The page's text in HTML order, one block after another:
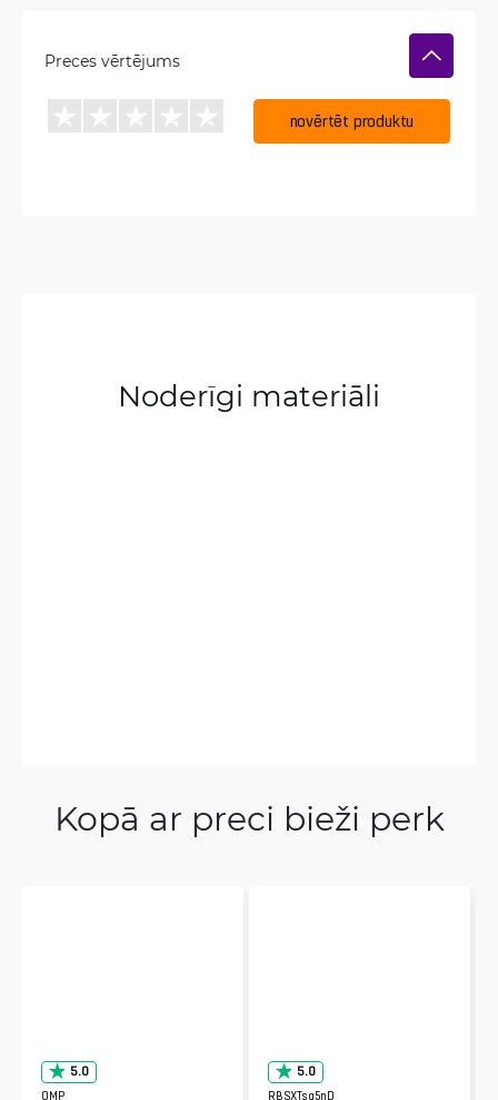
Preces vērtējums
novērtēt produktu
Noderīgi materiāli
Kopā ar preci bieži perk
5.0
QMP
5.0
RBSXTsq5nD